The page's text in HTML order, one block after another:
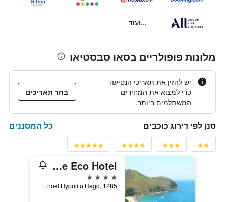
...ועוד
מלונות פופולריים בסאו סבסטיאו
יש להזין את תאריכי הנסיעה
כדי למצוא את המחירים
המשתלמים ביותר.
בחר תאריכים
סנן לפי דירוג כוכבים כל המסננים
Ilha de Toque Toque Eco Hotel
4 כוכבים
Rodovia Dr. Manoel Hypolito Rego, 1285, סאו סבסטיאו, ברזיל